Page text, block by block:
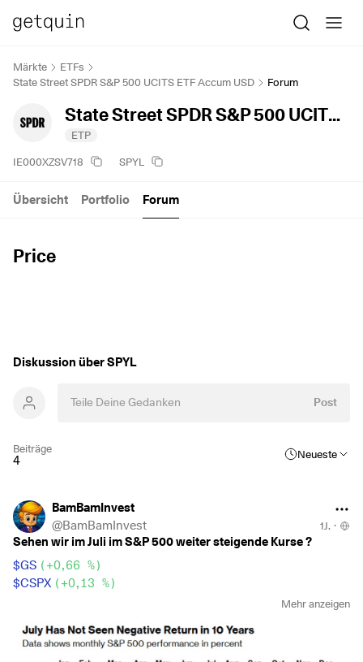
Märkte
ETFs
State Street SPDR S&P 500 UCITS ETF Accum USD
Forum
State Street SPDR S&P 500 UCITS ETF Accum USD
ETP
IE000XZSV718 SPYL
Price
Übersicht Portfolio Forum
Diskussion über SPYL
Post
Beiträge
4 Neueste
BamBamInvest
@BamBamInvest 1J. ·
Sehen wir im Juli im S&P 500 weiter steigende Kurse ?
$GS ( +0,66 %)
$CSPX ( +0,13 %)
$SPYL(+0,1 %)
Mehr anzeigen